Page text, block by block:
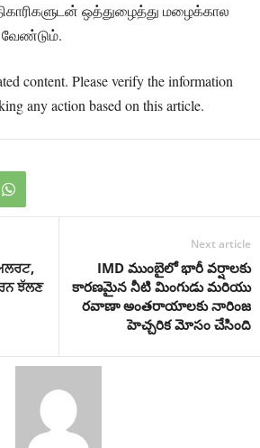
ஒத்துழைத்து மழைக்கால
content. Please verify the information
any action based on this article.
ਝੱਲਣ
Next article
IMD ముంబైలో భారీ వర్షాలకు
కారణమైన నీటి మింగుడు మరియు
రవాణా అంతరాయాలకు నారింజ
హెచ్చరిక మోసం చేసింది